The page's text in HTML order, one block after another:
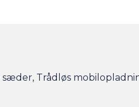
sæder, Trådløs